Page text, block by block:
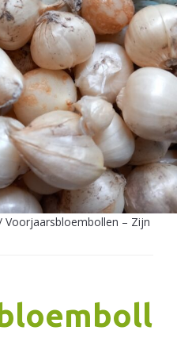
Voorjaarsbloembollen – Zijn